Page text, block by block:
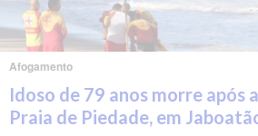
Afogamento
Idoso de 79 anos morre após
Praia de Piedade, em